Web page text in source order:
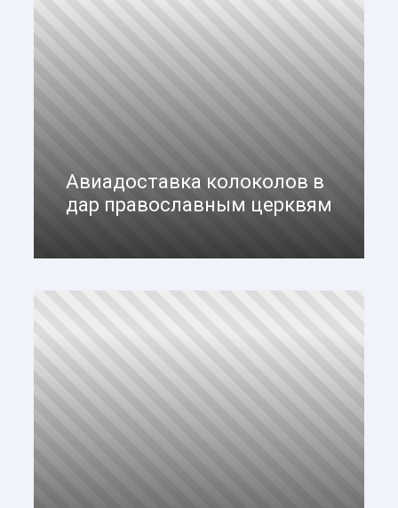
Авиадоставка колоколов в
дар православным церквям